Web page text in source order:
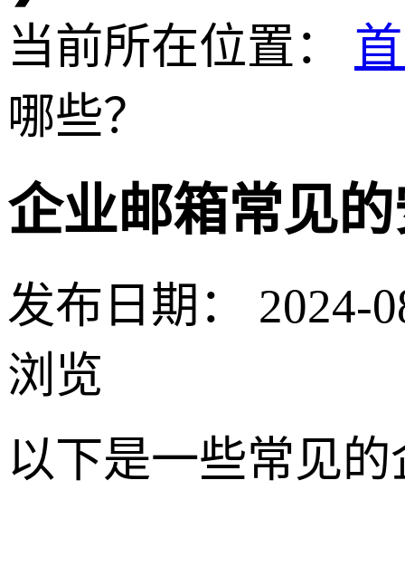
当前所在位置：
哪些？
企业邮箱常见
发布日期： 2024-
浏览
以下是一些常见